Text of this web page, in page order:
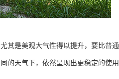
其是美观大气性得以提升，要比普通
的天气下，依然呈现出更稳定的使用